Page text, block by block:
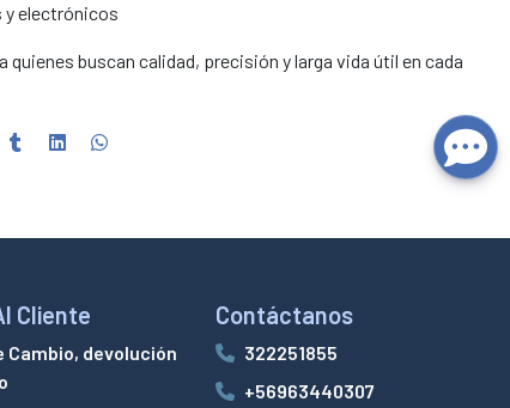
y electrónicos
quienes buscan calidad, precisión y larga vida útil en cada
Cliente
Cambio, devolución
Contáctanos
322251855
+56963440307